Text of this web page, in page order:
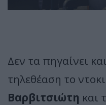
Δεν τα πηγαίνει
τηλεθέαση το
Βαρβιτσιώτη και